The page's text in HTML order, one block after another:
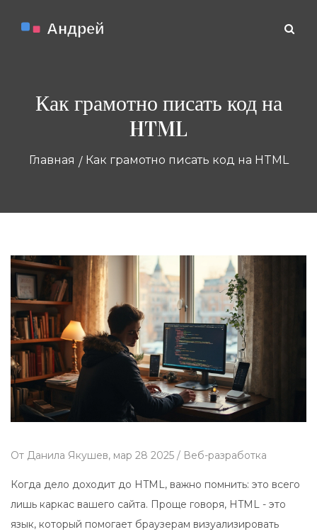
Как грамотно писать код на
HTML
Главная Как грамотно писать код на HTML
От Данила Якушев, мар 28 2025 / Веб-разработка
Когда дело доходит до HTML, важно помнить: это всего
лишь каркас вашего сайта. Проще говоря, HTML - это
язык, который помогает браузерам визуализировать